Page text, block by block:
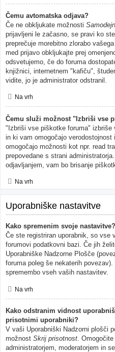
Čemu avtomatska odjava?
Če ne obkljukate možnosti
prijavljeni le začasno, se pravi ko
preprečuje morebitno zlorabo
med prijavo obkljukajte prej
odsvetujemo, če do foruma
knjižnici, internetnem "kafiču",
vidite, jo je administrator odstranil.
Na vrh
Čemu služi možnost "Izbriši vse
"Izbriši vse piškotke foruma"
in ki vam omogočajo
omogočajo možnosti kot npr. read
prepovedane s strani
odjavljanjem, vam bo brisanje
Na vrh
Uporabniške nastavitve
Kako spremenim svoje nastavitve?
Če ste registriran uporabnik, so vse
forumovi podatkovni bazi. Če jih
Uporabniške Nadzorne Plošče
foruma poleg še nekaterih
spremembo vseh vaših nastavitev.
Na vrh
Kako odstranim vidnost
prisotnimi uporabniki?
V vaši Uporabniški Nadzorni plošči
možnost Skrij prisotnost .
administratorjem, moderatorjem in